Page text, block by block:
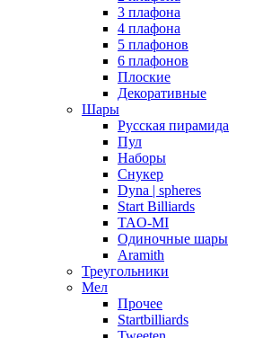
3 плафона
4 плафона
5 плафонов
6 плафонов
Плоские
Декоративные
Шары
Русская пирамида
Пул
Наборы
Снукер
Dyna | spheres
Start Billiards
TAO-MI
Одиночные шары
Aramith
Треугольники
Мел
Прочее
Startbilliards